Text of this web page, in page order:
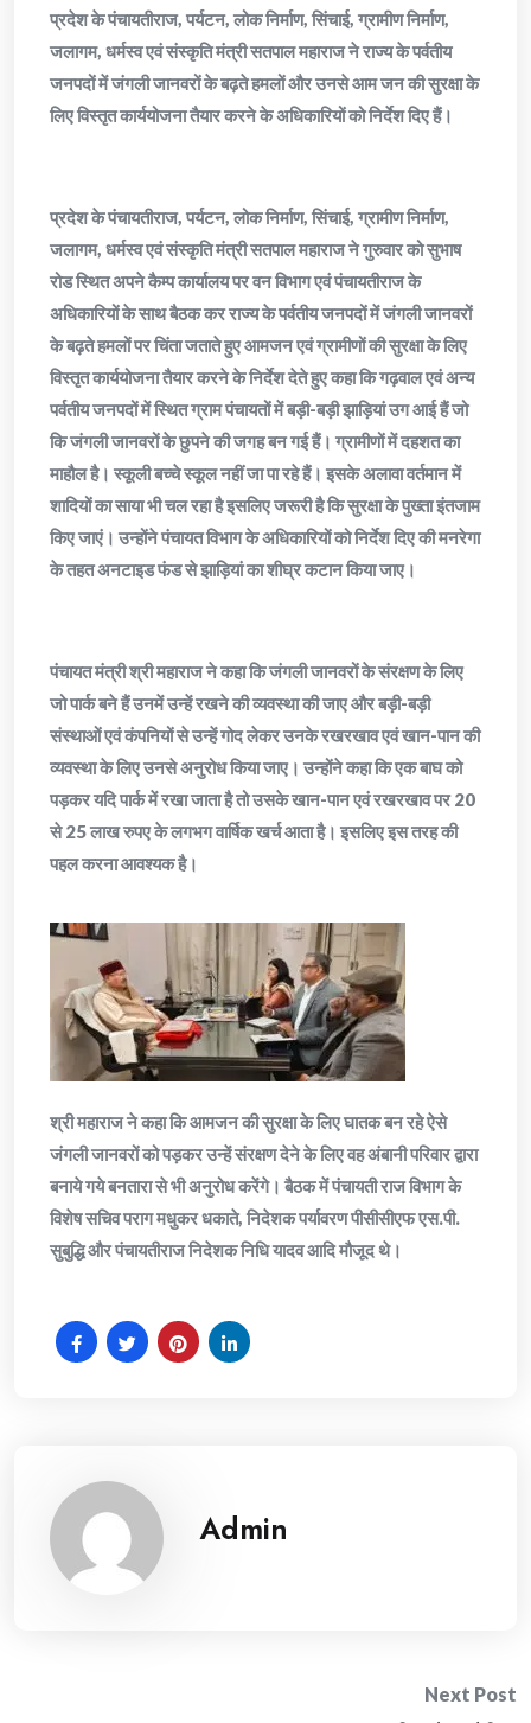
प्रदेश के पंचायतीराज, पर्यटन, लोक निर्माण, सिंचाई, ग्रामीण निर्माण,
जलागम, धर्मस्व एवं संस्कृति मंत्री सतपाल महाराज ने राज्य के पर्वतीय
जनपदों में जंगली जानवरों के बढ़ते हमलों और उनसे आम जन की सुरक्षा के
लिए विस्तृत कार्ययोजना तैयार करने के अधिकारियों को निर्देश दिए हैं।
प्रदेश के पंचायतीराज, पर्यटन, लोक निर्माण, सिंचाई, ग्रामीण निर्माण,
जलागम, धर्मस्व एवं संस्कृति मंत्री सतपाल महाराज ने गुरुवार को सुभाष
रोड स्थित अपने कैम्प कार्यालय पर वन विभाग एवं पंचायतीराज के
अधिकारियों के साथ बैठक कर राज्य के पर्वतीय जनपदों में जंगली जानवरों
के बढ़ते हमलों पर चिंता जताते हुए आमजन एवं ग्रामीणों की सुरक्षा के लिए
विस्तृत कार्ययोजना तैयार करने के निर्देश देते हुए कहा कि गढ़वाल एवं अन्य
पर्वतीय जनपदों में स्थित ग्राम पंचायतों में बड़ी-बड़ी झाड़ियां उग आई हैं जो
कि जंगली जानवरों के छुपने की जगह बन गई हैं। ग्रामीणों में दहशत का
माहौल है। स्कूली बच्चे स्कूल नहीं जा पा रहे हैं। इसके अलावा वर्तमान में
शादियों का साया भी चल रहा है इसलिए जरूरी है कि सुरक्षा के पुख्ता इंतजाम
किए जाएं। उन्होंने पंचायत विभाग के अधिकारियों को निर्देश दिए की मनरेगा
के तहत अनटाइड फंड से झाड़ियां का शीघ्र कटान किया जाए।
पंचायत मंत्री श्री महाराज ने कहा कि जंगली जानवरों के संरक्षण के लिए
जो पार्क बने हैं उनमें उन्हें रखने की व्यवस्था की जाए और बड़ी-बड़ी
संस्थाओं एवं कंपनियों से उन्हें गोद लेकर उनके रखरखाव एवं खान-पान की
व्यवस्था के लिए उनसे अनुरोध किया जाए। उन्होंने कहा कि एक बाघ को
पड़कर यदि पार्क में रखा जाता है तो उसके खान-पान एवं रखरखाव पर 20
से 25 लाख रुपए के लगभग वार्षिक खर्च आता है। इसलिए इस तरह की
पहल करना आवश्यक है।
श्री महाराज ने कहा कि आमजन की सुरक्षा के लिए घातक बन रहे ऐसे
जंगली जानवरों को पड़कर उन्हें संरक्षण देने के लिए वह अंबानी परिवार द्वारा
बनाये गये बनतारा से भी अनुरोध करेंगे। बैठक में पंचायती राज विभाग के
विशेष सचिव पराग मधुकर धकाते, निदेशक पर्यावरण पीसीसीएफ एस.पी.
सुबुद्धि और पंचायतीराज निदेशक निधि यादव आदि मौजूद थे।
Admin
Next Post